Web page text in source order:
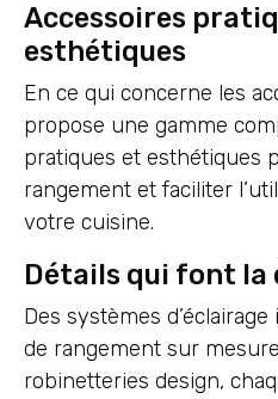
Accessoires
esthétiques
En ce qui concerne les
propose une gamme
pratiques et esthétiques
rangement et faciliter
votre cuisine.
Détails qui font la
Des systèmes
de rangement sur
robinetteries design,